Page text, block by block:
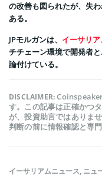
の改善も図られたが、失
ある。
JPモルガンは、 イーサリ
チチェーン環境で開発者
論付けている。
DISCLAIMER:
す。この記事は正確かつ
が、投資助言ではありま
判断の前に情報確認と専
イーサリアムニュース, ニュ